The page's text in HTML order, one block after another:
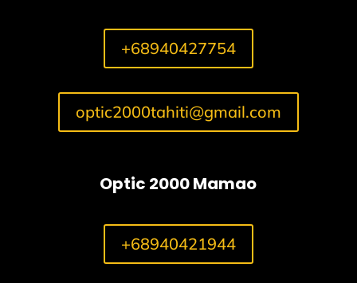
+68940427754
optic2000tahiti@gmail.com
Optic 2000 Mamao
+68940421944